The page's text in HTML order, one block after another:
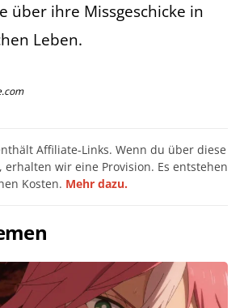
über ihre Missgeschicke in
Leben.
Affiliate-Links. Wenn du über diese
erhalten wir eine Provision. Es entstehen
Kosten. Mehr dazu.